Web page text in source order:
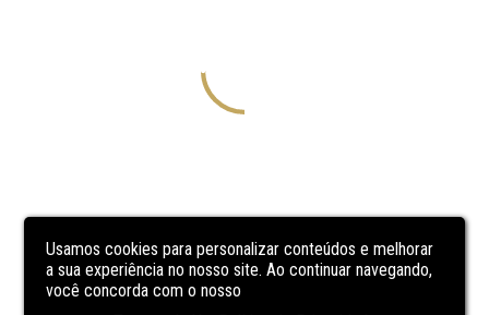
Usamos cookies para personalizar conteúdos e melhorar
a sua experiência no nosso site. Ao continuar navegando,
você concorda com o nosso